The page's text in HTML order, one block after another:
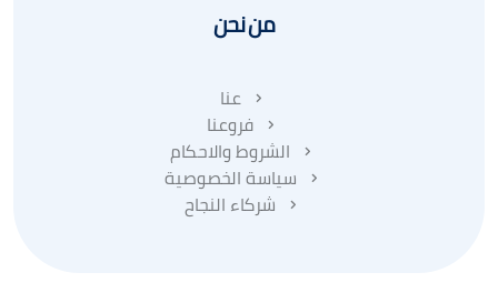
من نحن
عنا
فروعنا
الشروط والاحكام
سياسة الخصوصية
شركاء النجاح